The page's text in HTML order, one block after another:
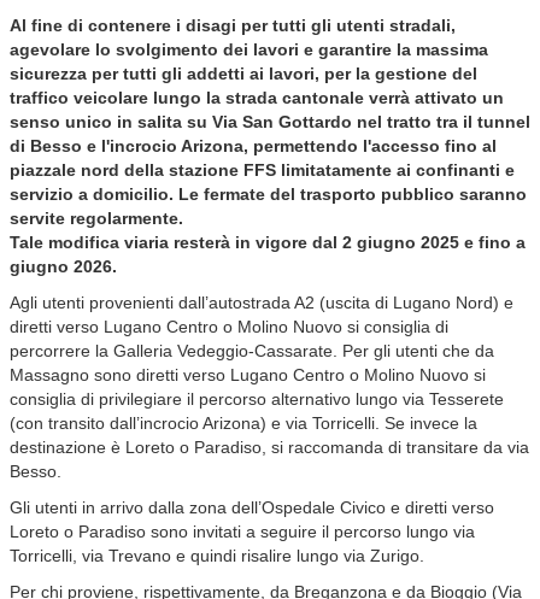
Al fine di contenere i disagi per tutti gli utenti stradali,
agevolare lo svolgimento dei lavori e garantire la massima
sicurezza per tutti gli addetti ai lavori, per la gestione del
traffico veicolare lungo la strada cantonale verrà attivato un
senso unico in salita su Via San Gottardo nel tratto tra il tunnel
di Besso e l'incrocio Arizona, permettendo l'accesso fino al
piazzale nord della stazione FFS limitatamente ai confinanti e
servizio a domicilio. Le fermate del trasporto pubblico saranno
servite regolarmente.
Tale modifica viaria resterà in vigore dal 2 giugno 2025 e fino a
giugno 2026.
Agli utenti provenienti dall’autostrada A2 (uscita di Lugano Nord) e
diretti verso Lugano Centro o Molino Nuovo si consiglia di
percorrere la Galleria Vedeggio-Cassarate. Per gli utenti che da
Massagno sono diretti verso Lugano Centro o Molino Nuovo si
consiglia di privilegiare il percorso alternativo lungo via Tesserete
(con transito dall’incrocio Arizona) e via Torricelli. Se invece la
destinazione è Loreto o Paradiso, si raccomanda di transitare da via
Besso.
Gli utenti in arrivo dalla zona dell’Ospedale Civico e diretti verso
Loreto o Paradiso sono invitati a seguire il percorso lungo via
Torricelli, via Trevano e quindi risalire lungo via Zurigo.
Per chi proviene, rispettivamente, da Breganzona e da Bioggio (Via